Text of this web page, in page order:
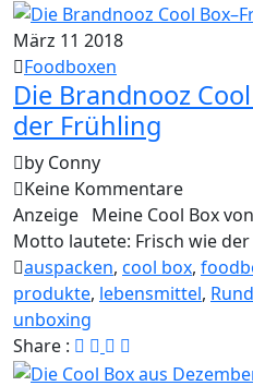
März 11 2018
Foodboxen
Die Brandnooz
der Frühling
by Conny
Keine Kommentare
Anzeige Meine Cool Box
Motto lautete: Frisch wie
auspacken, cool box,
produkte, lebensmittel,
unboxing
Share :